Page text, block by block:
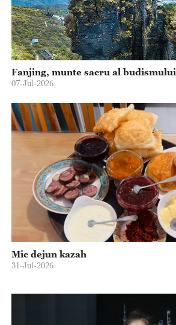
Fanjing, munte sacru al budismului
07-Jul-2026
Mic dejun kazah
31-Jul-2026